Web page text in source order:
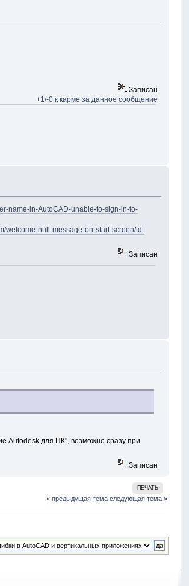
Записан
+1/-0 к карме за данное сообщение
name-in-AutoCAD-unable-to-sign-in-to-
welcome-null-message-on-start-screen/td-
Записан
Autodesk для ПК", возможно сразу при
Записан
ПЕЧАТЬ
« предыдущая тема следующая тема »